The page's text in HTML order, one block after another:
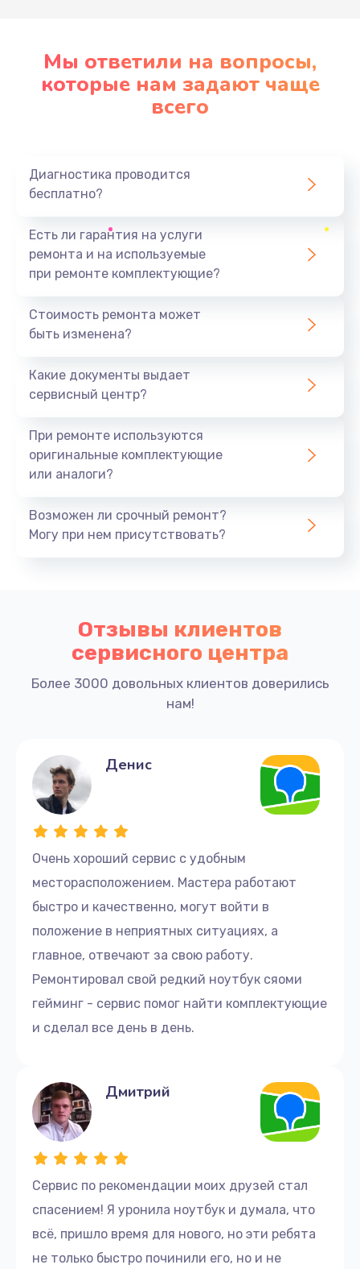
Мы ответили на вопросы,
которые нам задают чаще
всего
Диагностика проводится
бесплатно?
Есть ли гарантия на услуги
ремонта и на используемые
при ремонте комплектующие?
Стоимость ремонта может
быть изменена?
Какие документы выдает
сервисный центр?
При ремонте используются
оригинальные комплектующие
или аналоги?
Возможен ли срочный ремонт?
Могу при нем присутствовать?
Отзывы клиентов
сервисного центра
Более 3000 довольных клиентов доверились
нам!
Очень хороший сервис с удобным
месторасположением. Мастера работают
быстро и качественно, могут войти в
положение в неприятных ситуациях, а
главное, отвечают за свою работу.
Ремонтировал свой редкий ноутбук сяоми
гейминг - сервис помог найти комплектующие
и сделал все день в день.
Денис
Сервис по рекомендации моих друзей стал
спасением! Я уронила ноутбук и думала, что
всё, пришло время для нового, но эти ребята
не только быстро починили его, но и не
Дмитрий